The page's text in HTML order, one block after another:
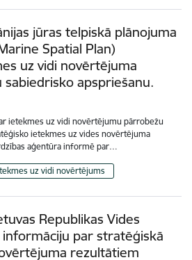
jūras telpiskā plānojuma
Spatial Plan)
uz vidi novērtējuma
apspriešanu.
ietekmes uz vidi novērtējumu pārrobežu
ietekmes uz vides novērtējuma
aģentūra informē par…
uz vidi novērtējums
Republikas Vides
par stratēģiskā
rezultātiem